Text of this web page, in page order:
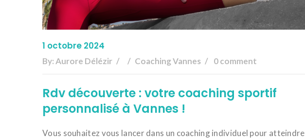
1 octobre 2024
By:Aurore Délézir Coaching Vannes 0 comment
Rdv découverte : votre coaching sportif
personnalisé à Vannes !
Vous souhaitez vous lancer dans un coaching individuel pour atteindre